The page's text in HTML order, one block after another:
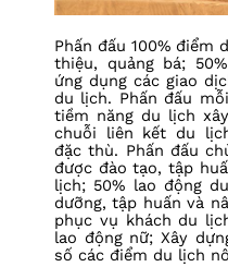
Phấn đấu 100% điểm
thiệu, quảng bá;
ứng dụng các giao
du lịch. Phấn đấu
tiềm năng du lịch
chuỗi liên kết du
đặc thù. Phấn đấu
được đào tạo, tập
lịch; 50% lao động
dưỡng, tập huấn và
phục vụ khách du
lao động nữ; Xây
số các điểm du lịch